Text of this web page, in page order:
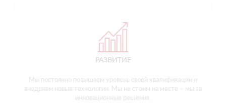
РАЗВИТИЕ
Мы постоянно повышаем уровень своей квалификации и
внедряем новые технологии. Мы не стоим на месте – мы за
инновационные решения.